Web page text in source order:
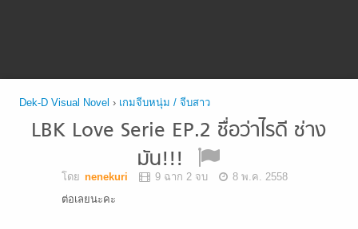
Dek-D Visual Novel › เกมจีบหนุ่ม / จีบสาว
LBK Love Serie EP.2 ชื่อว่าไรดี ช่าง
มัน!!!
โดย nenekuri 9 ฉาก 2 จบ
8 พ.ค. 2558
ต่อเลยนะคะ